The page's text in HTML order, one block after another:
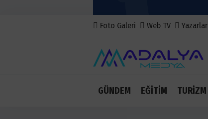
Foto Galeri Web TV Yazarlar
GÜNDEM EĞİTİM TURİZM